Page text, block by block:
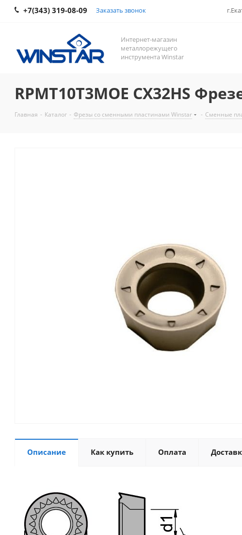
+7(343) 319-08-09 Заказать звонок
Интернет-магазин
металлорежущего
инструмента Winstar
RPMT10T3MOE CX32HS
Главная - Каталог - Фрезы со сменными пластинами Winstar - Сменные
Описание Как купить Оплата